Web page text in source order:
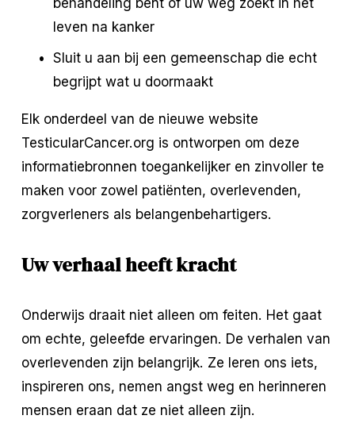
leven na kanker
Sluit u aan bij een gemeenschap die echt
begrijpt wat u doormaakt
Elk onderdeel van de nieuwe website
TesticularCancer.org is ontworpen om deze
informatiebronnen toegankelijker en zinvoller te
maken voor zowel patiënten, overlevenden,
zorgverleners als belangenbehartigers.
Uw verhaal heeft kracht
Onderwijs draait niet alleen om feiten. Het gaat
om echte, geleefde ervaringen. De verhalen van
overlevenden zijn belangrijk. Ze leren ons iets,
inspireren ons, nemen angst weg en herinneren
mensen eraan dat ze niet alleen zijn.